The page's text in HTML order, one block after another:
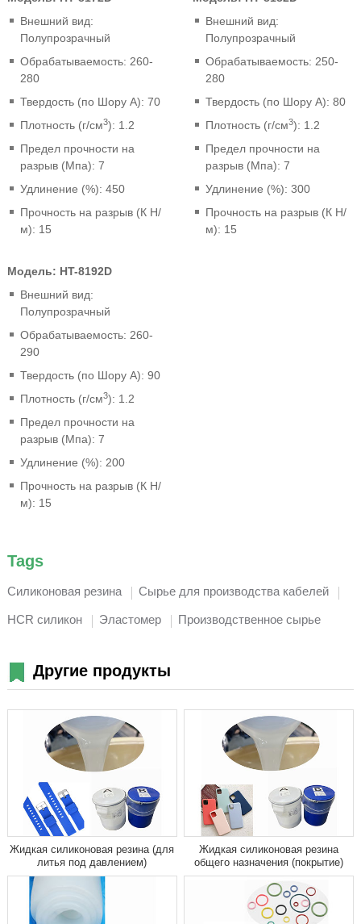
Внешний вид:
Полупрозрачный
Обрабатываемость: 260-
280
Твердость (по Шору A): 70
Плотность (г/см3): 1.2
Предел прочности на
разрыв (Мпа): 7
Удлинение (%): 450
Прочность на разрыв (К Н/
м): 15
Внешний вид:
Полупрозрачный
Обрабатываемость: 250-
280
Твердость (по Шору A): 80
Плотность (г/см3): 1.2
Предел прочности на
разрыв (Мпа): 7
Удлинение (%): 300
Прочность на разрыв (К Н/
м): 15
Модель: HT-8192D
Внешний вид:
Полупрозрачный
Обрабатываемость: 260-
290
Твердость (по Шору A): 90
Плотность (г/см3): 1.2
Предел прочности на
разрыв (Мпа): 7
Удлинение (%): 200
Прочность на разрыв (К Н/
м): 15
Tags
Силиконовая резина Сырье для производства кабелей
HCR силикон Эластомер Производственное сырье
Другие продукты
Жидкая силиконовая резина (для
литья под давлением)
Жидкая силиконовая резина
общего назначения (покрытие)